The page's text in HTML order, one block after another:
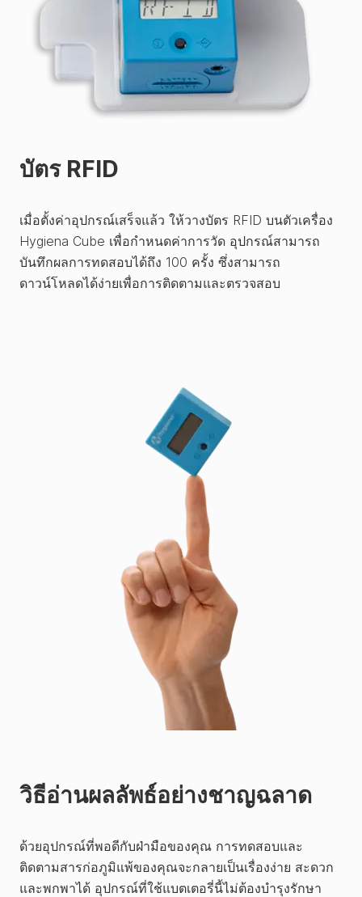
บัตร RFID
เมื่อตั้งค่าอุปกรณ์เสร็จแล้ว ให้วางบัตร RFID บนตัวเครื่อง
Hygiena Cube เพื่อกำหนดค่าการวัด อุปกรณ์สามารถ
บันทึกผลการทดสอบได้ถึง 100 ครั้ง ซึ่งสามารถ
ดาวน์โหลดได้ง่ายเพื่อการติดตามและตรวจสอบ
วิธีอ่านผลลัพธ์อย่างชาญฉลาด
ด้วยอุปกรณ์ที่พอดีกับฝ่ามือของคุณ การทดสอบและ
ติดตามสารก่อภูมิแพ้ของคุณจะกลายเป็นเรื่องง่าย สะดวก
และพกพาได้ อุปกรณ์ที่ใช้แบตเตอรี่นี้ไม่ต้องบำรุงรักษา